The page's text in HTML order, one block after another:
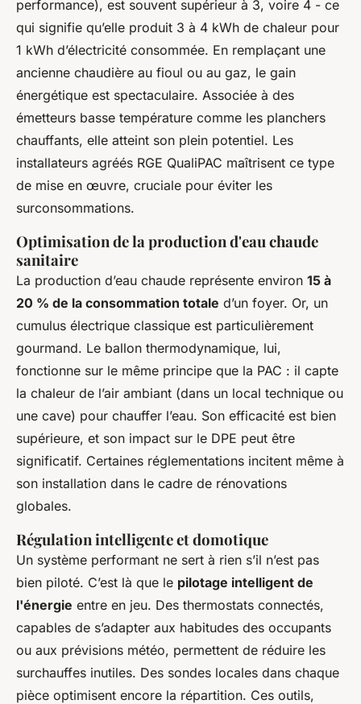
performance), est souvent supérieur à 3, voire 4 - ce
qui signifie qu’elle produit 3 à 4 kWh de chaleur pour
1 kWh d’électricité consommée. En remplaçant une
ancienne chaudière au fioul ou au gaz, le gain
énergétique est spectaculaire. Associée à des
émetteurs basse température comme les planchers
chauffants, elle atteint son plein potentiel. Les
installateurs agréés RGE QualiPAC maîtrisent ce type
de mise en œuvre, cruciale pour éviter les
surconsommations.
Optimisation de la production d'eau chaude
sanitaire
La production d’eau chaude représente environ 15 à
20 % de la consommation totale d’un foyer. Or, un
cumulus électrique classique est particulièrement
gourmand. Le ballon thermodynamique, lui,
fonctionne sur le même principe que la PAC : il capte
la chaleur de l’air ambiant (dans un local technique ou
une cave) pour chauffer l’eau. Son efficacité est bien
supérieure, et son impact sur le DPE peut être
significatif. Certaines réglementations incitent même à
son installation dans le cadre de rénovations
globales.
Régulation intelligente et domotique
Un système performant ne sert à rien s’il n’est pas
bien piloté. C’est là que le pilotage intelligent de
l'énergie entre en jeu. Des thermostats connectés,
capables de s’adapter aux habitudes des occupants
ou aux prévisions météo, permettent de réduire les
surchauffes inutiles. Des sondes locales dans chaque
pièce optimisent encore la répartition. Ces outils,